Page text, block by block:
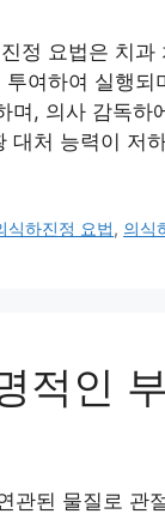
정 요법은 치
여하여 실행
, 의사 감독하
대처 능력이 저
식하진정 요법, 의식
적인
관된 물질로 관